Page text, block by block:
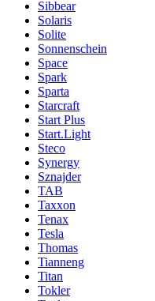
Sibbear
Solaris
Solite
Sonnenschein
Space
Spark
Sparta
Starcraft
Start Plus
Start.Light
Steco
Synergy
Sznajder
TAB
Taxxon
Tenax
Tesla
Thomas
Tianneng
Titan
Tokler